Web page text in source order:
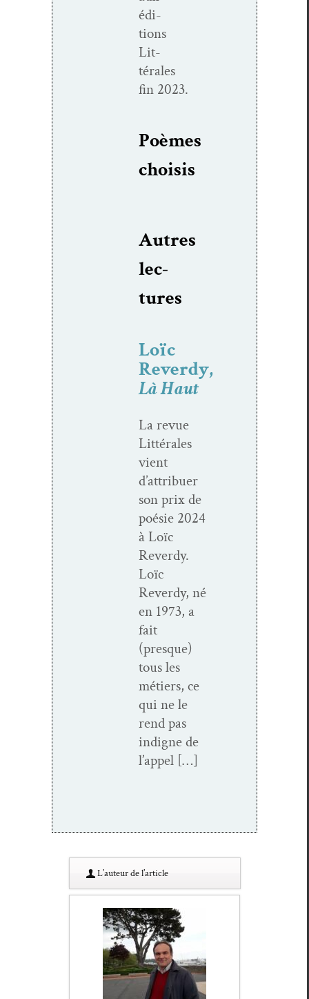
édi­
tions
Lit­
térales
fin 2023.
Poèmes
choi­sis
Autres
lec­
tures
Loïc
Reverdy,
Là Haut
La revue
Lit­térales
vient
d’attribuer
son prix de
poésie 2024
à Loïc
Reverdy.
Loïc
Reverdy, né
en 1973, a
fait
(presque)
tous les
métiers, ce
qui ne le
rend pas
indigne de
l’appel […]
L’au­teur de l’article